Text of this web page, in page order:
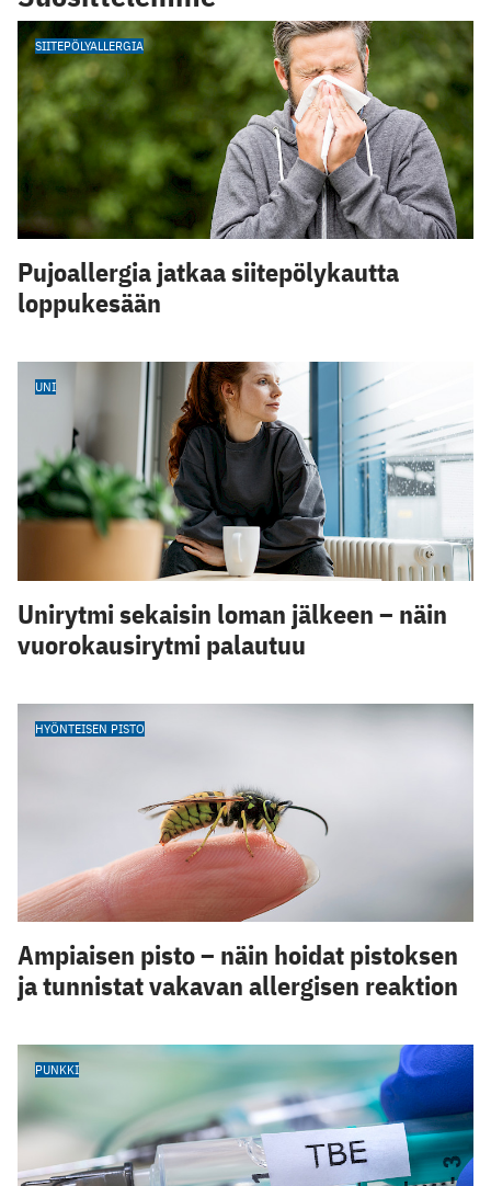
SIITEPÖLYALLERGIA
Pujoallergia jatkaa siitepölykautta
loppukesään
UNI
Unirytmi sekaisin loman jälkeen – näin
vuorokausirytmi palautuu
HYÖNTEISEN PISTO
Ampiaisen pisto – näin hoidat pistoksen
ja tunnistat vakavan allergisen reaktion
PUNKKI